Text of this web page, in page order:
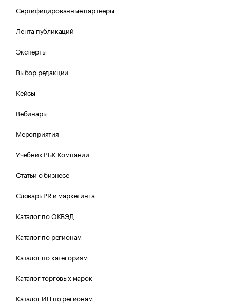
Сертифицированные партнеры
Лента публикаций
Эксперты
Выбор редакции
Кейсы
Вебинары
Мероприятия
Учебник РБК Компании
Статьи о бизнесе
Словарь PR и маркетинга
Каталог по ОКВЭД
Каталог по регионам
Каталог по категориям
Каталог торговых марок
Каталог ИП по регионам